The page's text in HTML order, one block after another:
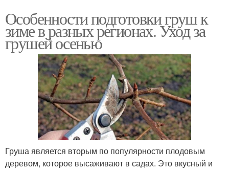
Особенности подготовки груш к
зиме в разных регионах. Уход за
грушей осенью
Груша является вторым по популярности плодовым
деревом, которое высаживают в садах. Это вкусный и